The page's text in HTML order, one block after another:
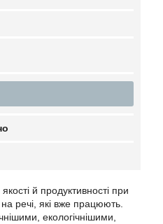
й продуктивності при
речі, які вже працюють.
екологічнішими,